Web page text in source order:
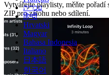
עברית
हिन्दी
Hrvatski
Magyar
Bahasa Indonesia
Italiano
日本語
한국어
Vytvářejte playlisty, měňte
ZIP pro zálohu nebo sdílení.